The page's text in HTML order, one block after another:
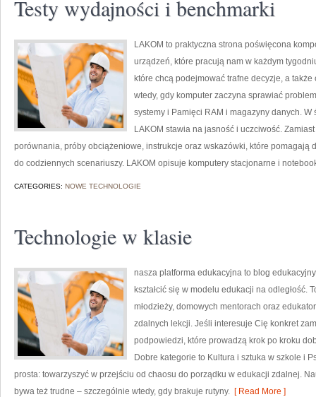
Testy wydajności i benchmarki
LAKOM to praktyczna strona poświęcona
urządzeń, które pracują nam w każdym
które chcą podejmować trafne decyzje, a
wtedy, gdy komputer zaczyna sprawiać
systemy i Pamięci RAM i magazyny danych.
LAKOM stawia na jasność i uczciwość.
porównania, próby obciążeniowe, instrukcje oraz wskazówki, które pomagają
do codziennych scenariuszy. LAKOM opisuje komputery stacjonarne i
CATEGORIES: NOWE TECHNOLOGIE
Technologie w klasie
nasza platforma edukacyjna to blog
kształcić się w modelu edukacji na odległość.
młodzieży, domowych mentorach oraz
zdalnych lekcji. Jeśli interesuje Cię konkret
podpowiedzi, które prowadzą krok po kroku
Dobre kategorie to Kultura i sztuka w szkole i
prosta: towarzyszyć w przejściu od chaosu do porządku w edukacji zdalnej.
bywa też trudne – szczególnie wtedy, gdy brakuje rutyny. [ Read More ]